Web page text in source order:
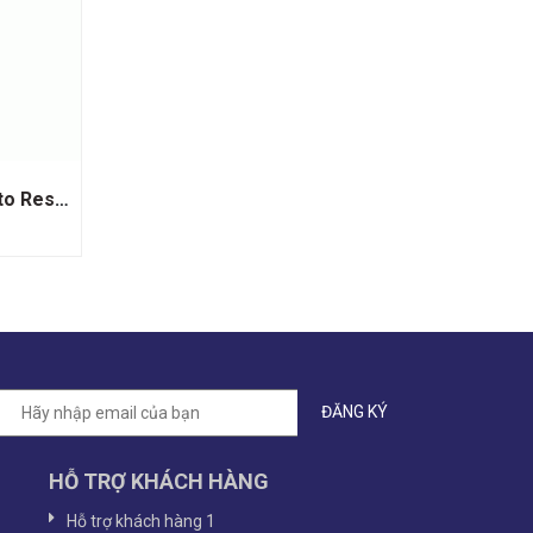
Rượu Vang Argentina Trivento Reserve Chardonnay
HỖ TRỢ KHÁCH HÀNG
Hỗ trợ khách hàng 1